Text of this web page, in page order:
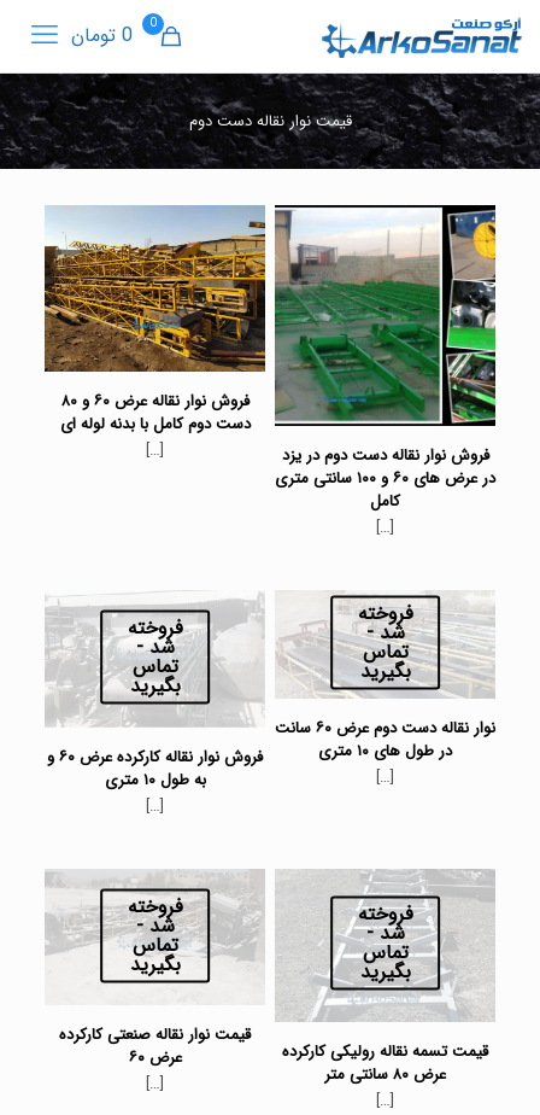
0 0 تومان
قیمت نوار نقاله دست دوم
فروش نوار نقاله دست دوم در یزد
در عرض های ۶۰ و ۱۰۰ سانتی متری
کامل
[…]
فروش نوار نقاله عرض ۶۰ و ۸۰
دست دوم کامل با بدنه لوله ای
[…]
فروخته
شد -
تماس
بگیرید
نوار نقاله دست دوم عرض ۶۰ سانت
در طول های ۱۰ متری
[…]
فروخته
شد -
تماس
بگیرید
فروش نوار نقاله کارکرده عرض ۶۰ و
به طول ۱۰ متری
[…]
فروخته
شد -
تماس
بگیرید
قیمت تسمه نقاله رولیکی کارکرده
عرض ۸۰ سانتی متر
[…]
فروخته
شد -
تماس
بگیرید
قیمت نوار نقاله صنعتی کارکرده
عرض ۶۰
[…]